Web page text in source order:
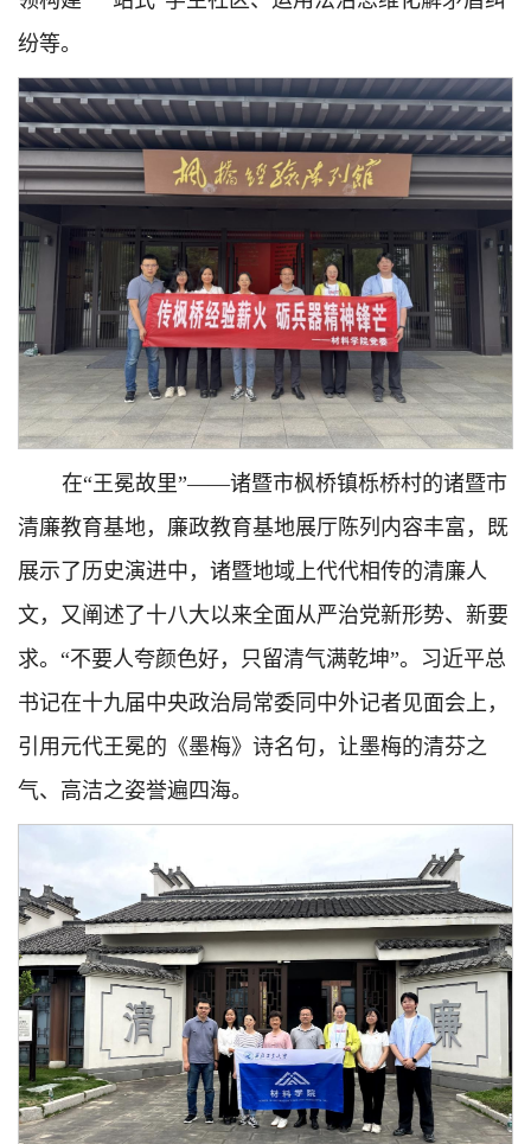
纷等。
在“王冕故里”——诸暨市枫桥镇栎桥村的诸暨市
清廉教育基地，廉政教育基地展厅陈列内容丰富，既
展示了历史演进中，诸暨地域上代代相传的清廉人
文，又阐述了十八大以来全面从严治党新形势、新要
求。“不要人夸颜色好，只留清气满乾坤”。习近平总
书记在十九届中央政治局常委同中外记者见面会上，
引用元代王冕的《墨梅》诗名句，让墨梅的清芬之
气、高洁之姿誉遍四海。